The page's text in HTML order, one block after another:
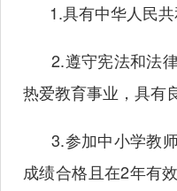
1.具有中华人民共
2.遵守宪法和法律
热爱教育事业，具有
3.参加中小学教师
成绩合格且在2年有